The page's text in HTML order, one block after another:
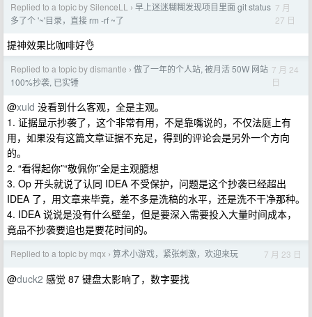
Replied to a topic by SilenceLL › 早上迷迷糊糊发现项目里面 git status
多了个 '~'目录，直接 rm -rf ~了
7 月
27 日
提神效果比咖啡好👌
Replied to a topic by dismantle › 做了一年的个人站, 被月活 50W 网站
100%抄袭, 已实锤
7 月 24
日
@xuld 没看到什么客观，全是主观。
1. 证据显示抄袭了，这个非常有用，不是靠嘴说的，不仅法庭上有
用，如果没有这篇文章证据不充足，得到的评论会是另外一个方向
的。
2. “看得起你”“敬佩你”全是主观臆想
3. Op 开头就说了认同 IDEA 不受保护，问题是这个抄袭已经超出
IDEA 了，用文章来毕竟，差不多是洗稿的水平，还是洗不干净那种。
4. IDEA 说说是没有什么壁垒，但是要深入需要投入大量时间成本，
竟品不抄袭要追也是要花时间的。
Replied to a topic by mqx › 算术小游戏，紧张刺激，欢迎来玩 7 月 23 日
@duck2 感觉 87 键盘太影响了，数字要找